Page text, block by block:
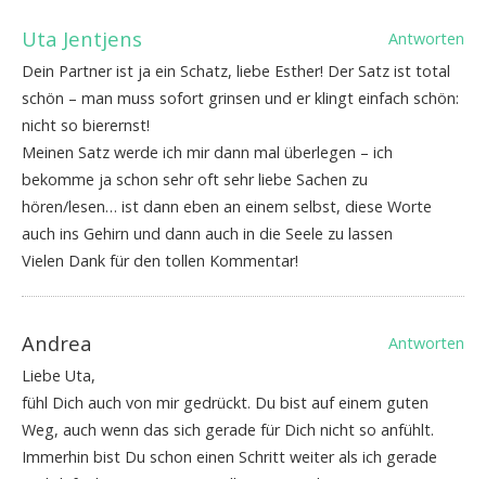
Uta Jentjens
Antworten
Dein Partner ist ja ein Schatz, liebe Esther! Der Satz ist total
schön – man muss sofort grinsen und er klingt einfach schön:
nicht so bierernst!
Meinen Satz werde ich mir dann mal überlegen – ich
bekomme ja schon sehr oft sehr liebe Sachen zu
hören/lesen… ist dann eben an einem selbst, diese Worte
auch ins Gehirn und dann auch in die Seele zu lassen
Vielen Dank für den tollen Kommentar!
Andrea
Antworten
Liebe Uta,
fühl Dich auch von mir gedrückt. Du bist auf einem guten
Weg, auch wenn das sich gerade für Dich nicht so anfühlt.
Immerhin bist Du schon einen Schritt weiter als ich gerade